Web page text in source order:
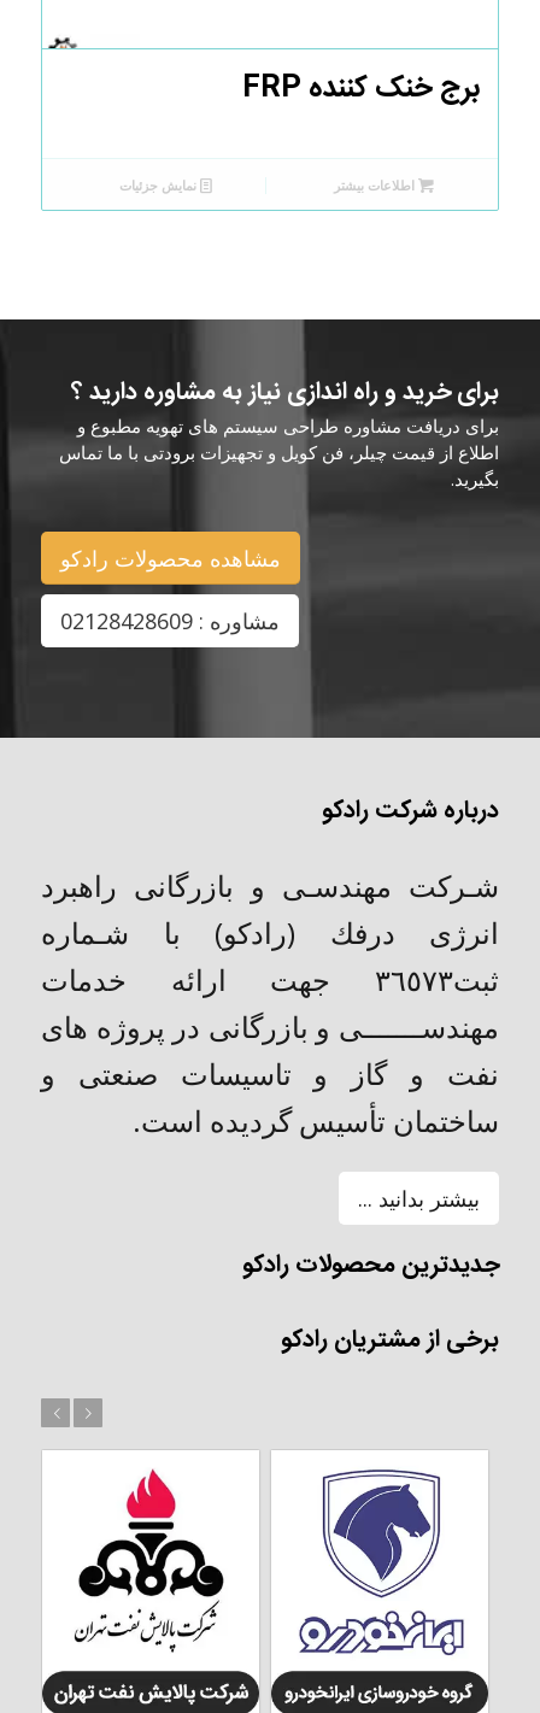
برج خنک کننده FRP
اطلاعات بیشتر نمایش جزئیات
برای خرید و راه اندازی نیاز به مشاوره دارید ؟
برای دریافت مشاوره طراحی سیستم های تهویه مطبوع و
اطلاع از قیمت چیلر، فن کویل و تجهیزات برودتی با ما تماس
بگیرید.
مشاهده محصولات رادکو
مشاوره : 02128428609
درباره شرکت رادکو
شـركت مهندسـی و بازرگانی راهبرد
انرژی درفك (رادکو) با شـماره
ثبت٣٦٥٧٣ جهت ارائه خدمات
مهندســـــــی و بازرگانی در پروژه های
نفت و گاز و تاسیسات صنعتی و
ساختمان تأسیس گردیده است.
بیشتر بدانید ...
جدیدترین محصولات رادکو
برخی از مشتریان رادکو